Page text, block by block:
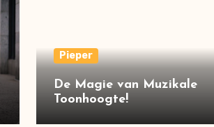
Pieper
De Magie van Muzikale
Toonhoogte!